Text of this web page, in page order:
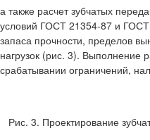
а также расчет зубчатых
условий ГОСТ 21354-87 и ГОСТ
запаса прочности, пределов
нагрузок (рис. 3). Выполнение
срабатывании ограничений,
Рис. 3. Проектирование